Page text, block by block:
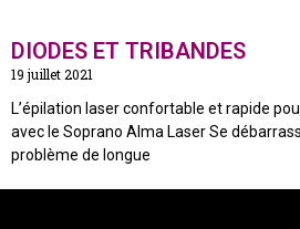
DIODES ET TRIBANDES
19 juillet 2021
L’épilation laser confortable et rapide
avec le Soprano Alma Laser Se
problème de longue